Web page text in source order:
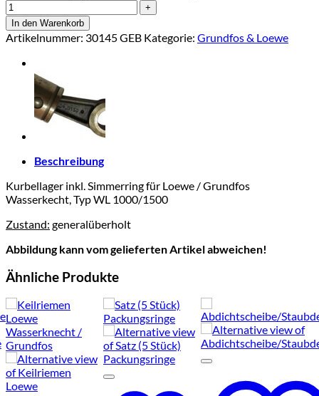
In den Warenkorb
Artikelnummer: 30145 GEB Kategorie: Grundfos & Loewe
Beschreibung
Kurbellager inkl. Simmerring für Loewe / Grundfos
Wasserkecht, Typ WL 1000/1500
Zustand: generalüberholt
Abbildung kann vom gelieferten Artikel abweichen!
Ähnliche Produkte